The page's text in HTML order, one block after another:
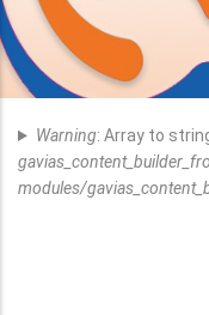
Warning: Array to
modules/